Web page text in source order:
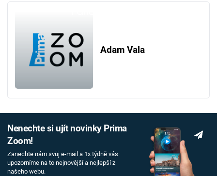
Adam Vala
Nenechte si ujít novinky Prima
Zoom!
Zanechte nám svůj e-mail a 1x týdně vás
upozorníme na to nejnovější a nejlepší z
našeho webu.